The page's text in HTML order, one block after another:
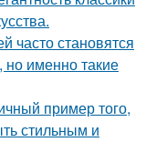
часто становятся
именно такие
пример того,
стильным и